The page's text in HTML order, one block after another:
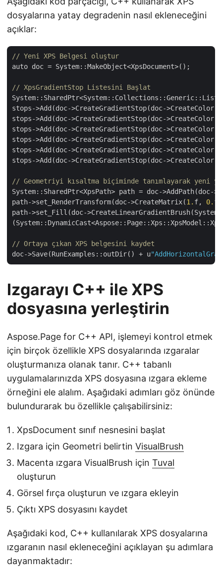
dosyalarına yatay degradenin nasıl ekleneceğini
açıklar:
// Yeni XPS Belgesi oluştur
auto doc = System::MakeObject<XpsDocument>();
// XpsGradientStop Listesini Başlat
stops->Add(doc->CreateGradientStop(doc->CreateColor(
stops->Add(doc->CreateGradientStop(doc->CreateColor(
stops->Add(doc->CreateGradientStop(doc->CreateColor(
stops->Add(doc->CreateGradientStop(doc->CreateColor(
stops->Add(doc->CreateGradientStop(doc->CreateColor(
stops->Add(doc->CreateGradientStop(doc->CreateColor(
// Geometriyi kısaltma biçiminde tanımlayarak yeni
System::SharedPtr<XpsPath> path = doc->AddPath(doc-
path->set_RenderTransform(doc->CreateMatrix(1. f, 0.
path->set_Fill(doc-
// Ortaya çıkan XPS belgesini kaydet
doc->Save(RunExamples::outDir() + u
Izgarayı C++ ile XPS
dosyasına yerleştirin
Aspose.Page for C++ API, işlemeyi kontrol etmek
için birçok özellikle XPS dosyalarında ızgaralar
oluşturmanıza olanak tanır. C++ tabanlı
uygulamalarınızda XPS dosyasına ızgara ekleme
örneğini ele alalım. Aşağıdaki adımları göz önünde
bulundurarak bu özellikle çalışabilirsiniz:
XpsDocument sınıf nesnesini başlat
Izgara için Geometri belirtin VisualBrush
Macenta ızgara VisualBrush için Tuval
oluşturun
Görsel fırça oluşturun ve ızgara ekleyin
Çıktı XPS dosyasını kaydet
Aşağıdaki kod, C++ kullanılarak XPS dosyalarına
ızgaranın nasıl ekleneceğini açıklayan şu adımlara
dayanmaktadır: